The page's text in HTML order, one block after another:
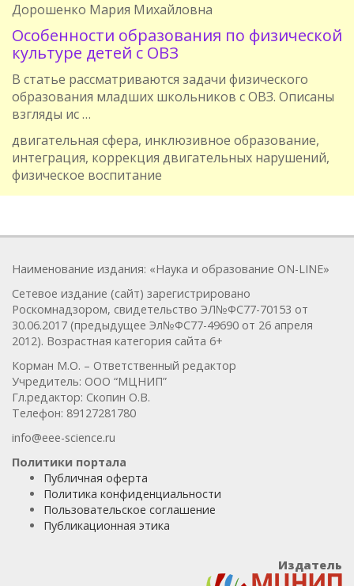
Дорошенко Мария Михайловна
Особенности образования по физической
культуре детей с ОВЗ
В статье рассматриваются задачи физического
образования младших школьников с ОВЗ. Описаны
взгляды ис …
двигательная сфера, инклюзивное образование,
интеграция, коррекция двигательных нарушений,
физическое воспитание
Наименование издания: «Наука и образование ON-LINE»
Сетевое издание (сайт) зарегистрировано
Роскомнадзором, свидетельство ЭЛ№ФС77-70153 от
30.06.2017 (предыдущее Эл№ФC77-49690 от 26 апреля
2012). Возрастная категория сайта 6+
Корман М.О. – Ответственный редактор
Учредитель: ООО “МЦНИП”
Гл.редактор: Скопин О.В.
Телефон: 89127281780
info@eee-science.ru
Политики портала
Публичная оферта
Политика конфиденциальности
Пользовательское соглашение
Публикационная этика
Издатель